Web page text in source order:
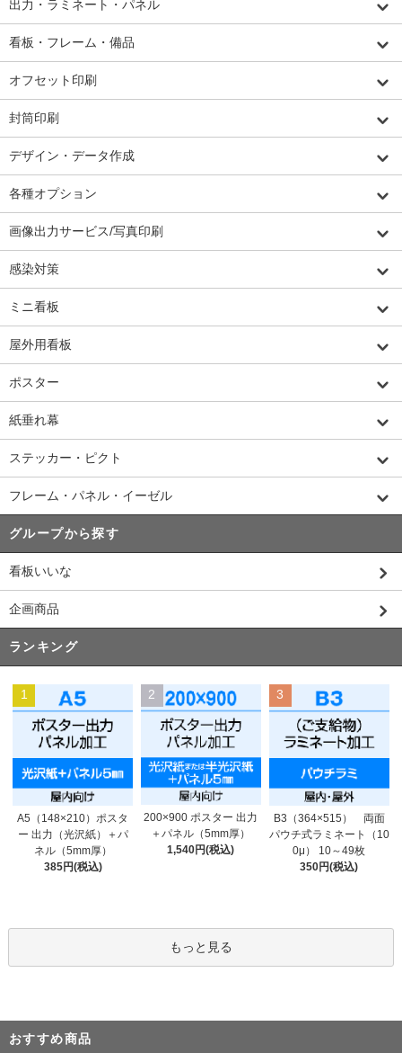
出力・ラミネート・パネル
看板・フレーム・備品
オフセット印刷
封筒印刷
デザイン・データ作成
各種オプション
画像出力サービス/写真印刷
感染対策
ミニ看板
屋外用看板
ポスター
紙垂れ幕
ステッカー・ピクト
フレーム・パネル・イーゼル
グループから探す
看板いいな
企画商品
ランキング
1
A5（148×210）ポスタ
ー 出力（光沢紙）＋パ
ネル（5mm厚）
385円(税込)
2
200×900 ポスター 出力
＋パネル（5mm厚）
1,540円(税込)
3
B3（364×515） 両面
パウチ式ラミネート（10
0μ） 10～49枚
350円(税込)
もっと見る
おすすめ商品